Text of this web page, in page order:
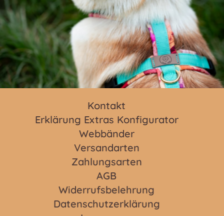
Kontakt
Erklärung Extras Konfigurator
Webbänder
Versandarten
Zahlungsarten
AGB
Widerrufsbelehrung
Datenschutzerklärung